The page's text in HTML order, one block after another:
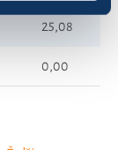
25,08
0,00